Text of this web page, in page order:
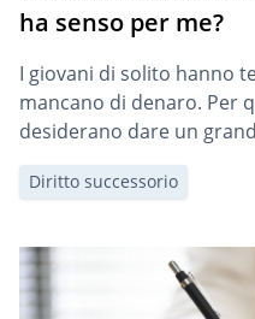
ha senso per me?
I giovani di solito hanno
mancano di denaro. Per
desiderano dare un
materiale ai propri figli
favorirli con un’eredità
quota […]
Diritto successorio